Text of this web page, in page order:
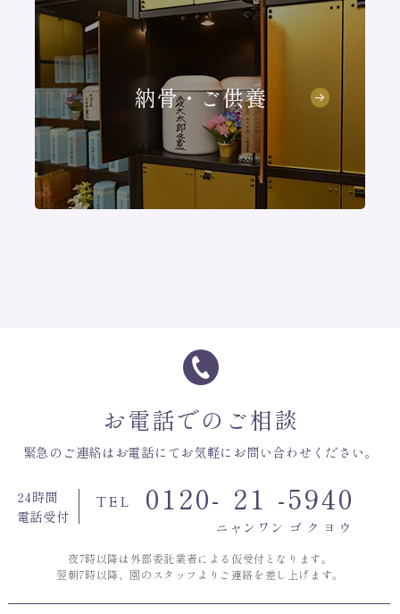
納骨・ご供養
お電話でのご相談
緊急のご連絡はお電話にてお気軽にお問い合わせください。
24時間
電話受付
TEL 0120- 21
ニャンワン
-5940
ゴクヨウ
夜7時以降は外部委託業者による仮受付となります。
翌朝7時以降、園のスタッフよりご連絡を差し上げます。